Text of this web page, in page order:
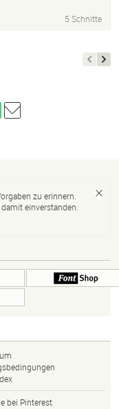
5 Schnitte
zu erinnern.
einverstanden.
bei Pinterest